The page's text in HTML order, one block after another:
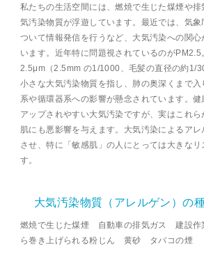
私たちの生活空間には、燃焼で生じた煤煙や
気汚染物質が浮遊しています。最近では、気
ついて情報発信を行うなど、大気汚染への関
います。近年特に問題視されているのがPM2.5
2.5μm（2.5mm の1/1000、毛髪の直径の約1/
小さな大気汚染物質を指し、肺の奥深くまで
系や循環器系への影響が懸念されています。
アップされやすい大気汚染ですが、実はこれら
肌にも悪影響を与えます。大気汚染によるア
させ、特に「敏感肌」の人にとっては大きな
す。
大気汚染物質（アレルゲン）の
燃焼で生じた煤煙 自動車の排気ガス 建設作
ら巻き上げられる粉じん 黄砂 タバコの煙